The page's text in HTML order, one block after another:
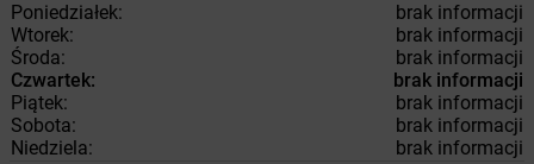
Poniedziałek:
brak informacji
Wtorek:
brak informacji
Środa:
brak informacji
Czwartek:
brak informacji
Piątek:
brak informacji
Sobota:
brak informacji
Niedziela:
brak informacji